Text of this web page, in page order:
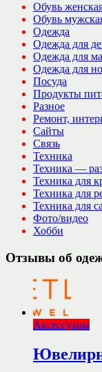
Обувь
Обувь
Одежда
Одежда для
Одежда для
Одежда для
Посуда
Продукты
Разное
Ремонт,
Сайты
Связь
Техника
Техника —
Техника для
Техника для
Техника для
Фото/видео
Хобби
Отзывы об
Аксессуары